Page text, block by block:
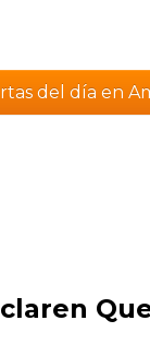
del día en